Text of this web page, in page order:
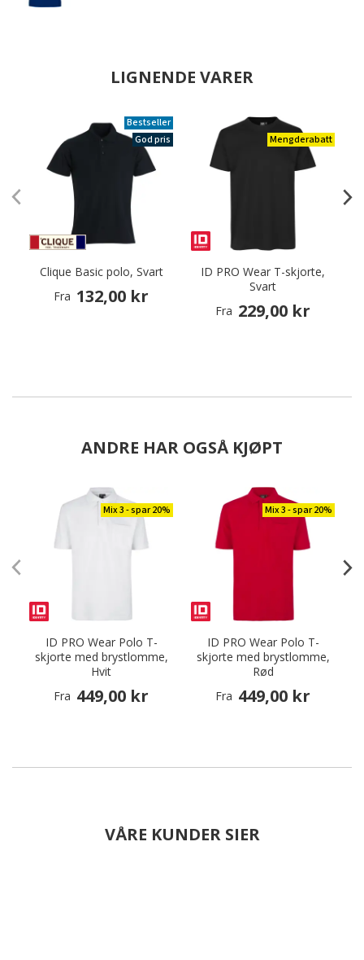
LIGNENDE VARER
Bestseller
God pris
Clique Basic polo, Svart
Fra 132,00 kr
Mengderabatt
ID PRO Wear T-skjorte,
Svart
Fra 229,00 kr
ANDRE HAR OGSÅ KJØPT
Mix 3 - spar 20%
ID PRO Wear Polo T-
skjorte med brystlomme,
Hvit
Fra 449,00 kr
Mix 3 - spar 20%
ID PRO Wear Polo T-
skjorte med brystlomme,
Rød
Fra 449,00 kr
VÅRE KUNDER SIER